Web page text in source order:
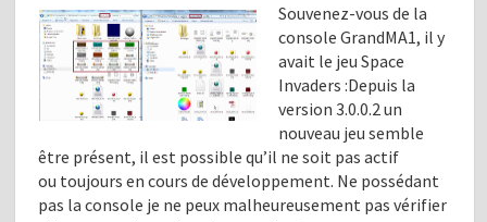
Souvenez-vous de la
console GrandMA1, il y
avait le jeu Space
Invaders :Depuis la
version 3.0.0.2 un
nouveau jeu semble
être présent, il est possible qu’il ne soit pas actif
ou toujours en cours de développement. Ne possédant
pas la console je ne peux malheureusement pas vérifier